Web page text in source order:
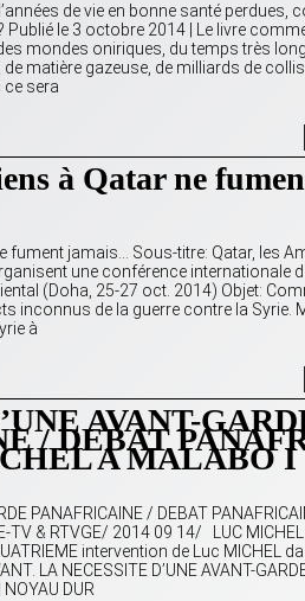
de vie en bonne santé perdues,
Publié le 3 octobre 2014 | Le livre
mondes oniriques, du temps très
de matière gazeuse, de milliards de
ce sera
à Qatar ne
fument jamais… Sous-titre: Qatar, les
une conférence internationale
(Doha, 25-27 oct. 2014) Objet:
inconnus de la guerre contre la Syrie.
à
AVANT-
/ DEBAT
A MALABO I
PANAFRICAINE / DEBAT
TV & RTVGE/ 2014 09 14/ LUC
intervention de Luc MICHEL
LA NECESSITE D’UNE AVANT-
NOYAU DUR